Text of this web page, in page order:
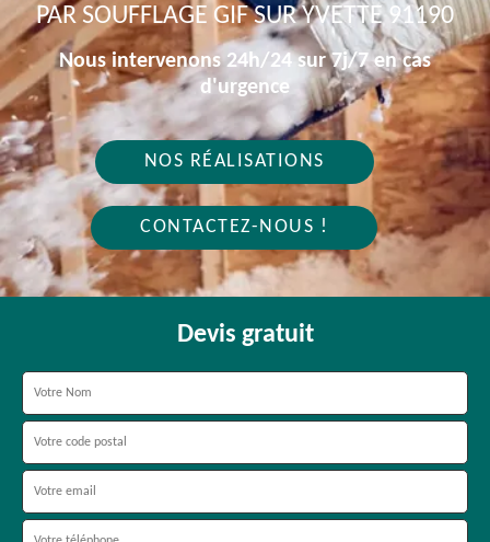
PAR SOUFFLAGE GIF SUR YVETTE 91190
Nous intervenons 24h/24 sur 7j/7 en cas
d'urgence
NOS RÉALISATIONS
CONTACTEZ-NOUS !
Devis gratuit